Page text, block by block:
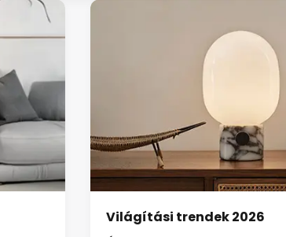
Világítási trendek 2026